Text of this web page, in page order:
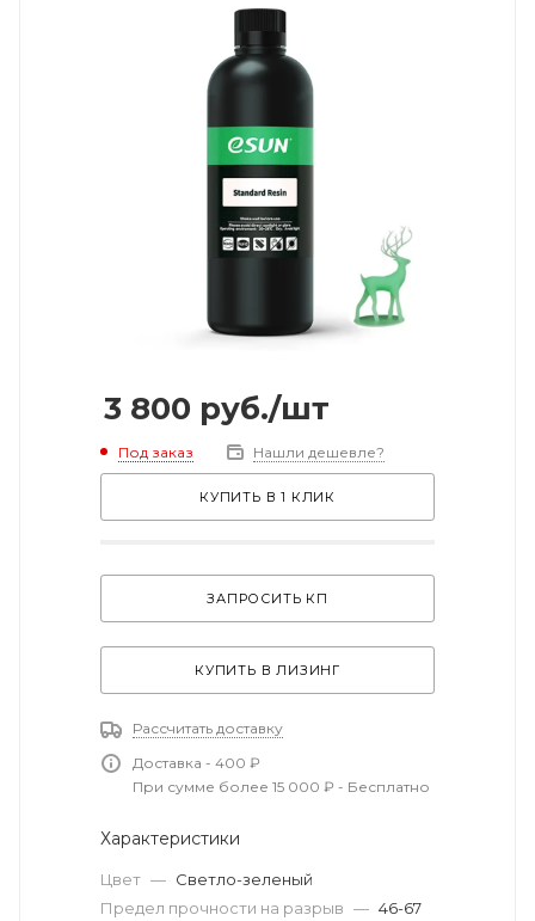
3 800 руб./шт
Под заказ Нашли дешевле?
КУПИТЬ В 1 КЛИК
ЗАПРОСИТЬ КП
КУПИТЬ В ЛИЗИНГ
Рассчитать доставку
Доставка - 400 ₽
При сумме более 15 000 ₽ - Бесплатно
Характеристики
Цвет — Светло-зеленый
Предел прочности на разрыв — 46-67